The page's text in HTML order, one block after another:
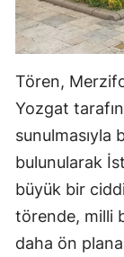
Tören,
Yozgat
sunulmasıyla
bulunularak
büyük bir
törende, milli
daha ön plana